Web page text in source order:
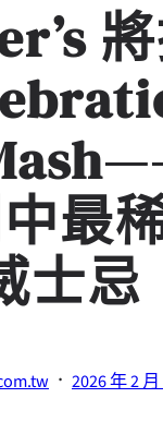
最
士忌
· 2026 年 2 月